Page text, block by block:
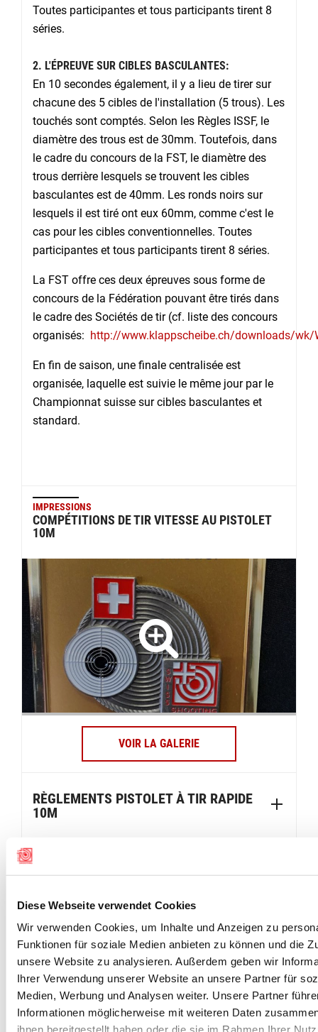
Diese Webseite verwendet Cookies
Wir verwenden Cookies, um Inhalte und Anzeigen zu
Funktionen für soziale Medien anbieten zu können und die
unsere Website zu analysieren. Außerdem geben wir
Ihrer Verwendung unserer Website an unsere Partner für
Medien, Werbung und Analysen weiter. Unsere Partner
Informationen möglicherweise mit weiteren Daten
ihnen bereitgestellt haben oder die sie im Rahmen Ihrer
Toutes participantes et tous participants tirent 8
séries.
2. L'ÉPREUVE SUR CIBLES BASCULANTES:
En 10 secondes également, il y a lieu de tirer sur
chacune des 5 cibles de l'installation (5 trous). Les
touchés sont comptés. Selon les Règles ISSF, le
diamètre des trous est de 30mm. Toutefois, dans
le cadre du concours de la FST, le diamètre des
trous derrière lesquels se trouvent les cibles
basculantes est de 40mm. Les ronds noirs sur
lesquels il est tiré ont eux 60mm, comme c'est le
cas pour les cibles conventionnelles. Toutes
participantes et tous participants tirent 8 séries.
La FST offre ces deux épreuves sous forme de
concours de la Fédération pouvant être tirés dans
le cadre des Sociétés de tir (cf. liste des concours
organisés: http://www.klappscheibe.ch/downloads/wk/
En fin de saison, une finale centralisée est
organisée, laquelle est suivie le même jour par le
Championnat suisse sur cibles basculantes et
standard.
IMPRESSIONS
COMPÉTITIONS DE TIR VITESSE AU PISTOLET
10M
VOIR LA GALERIE
RÈGLEMENTS PISTOLET À TIR RAPIDE
10M